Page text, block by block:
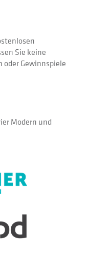
Sie keine
Gewinnspiele
Modern und